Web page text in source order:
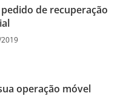
de recuperação
operação móvel